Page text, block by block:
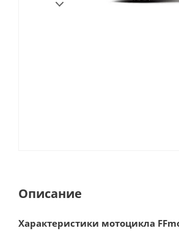
Описание
Характеристики мотоцикла